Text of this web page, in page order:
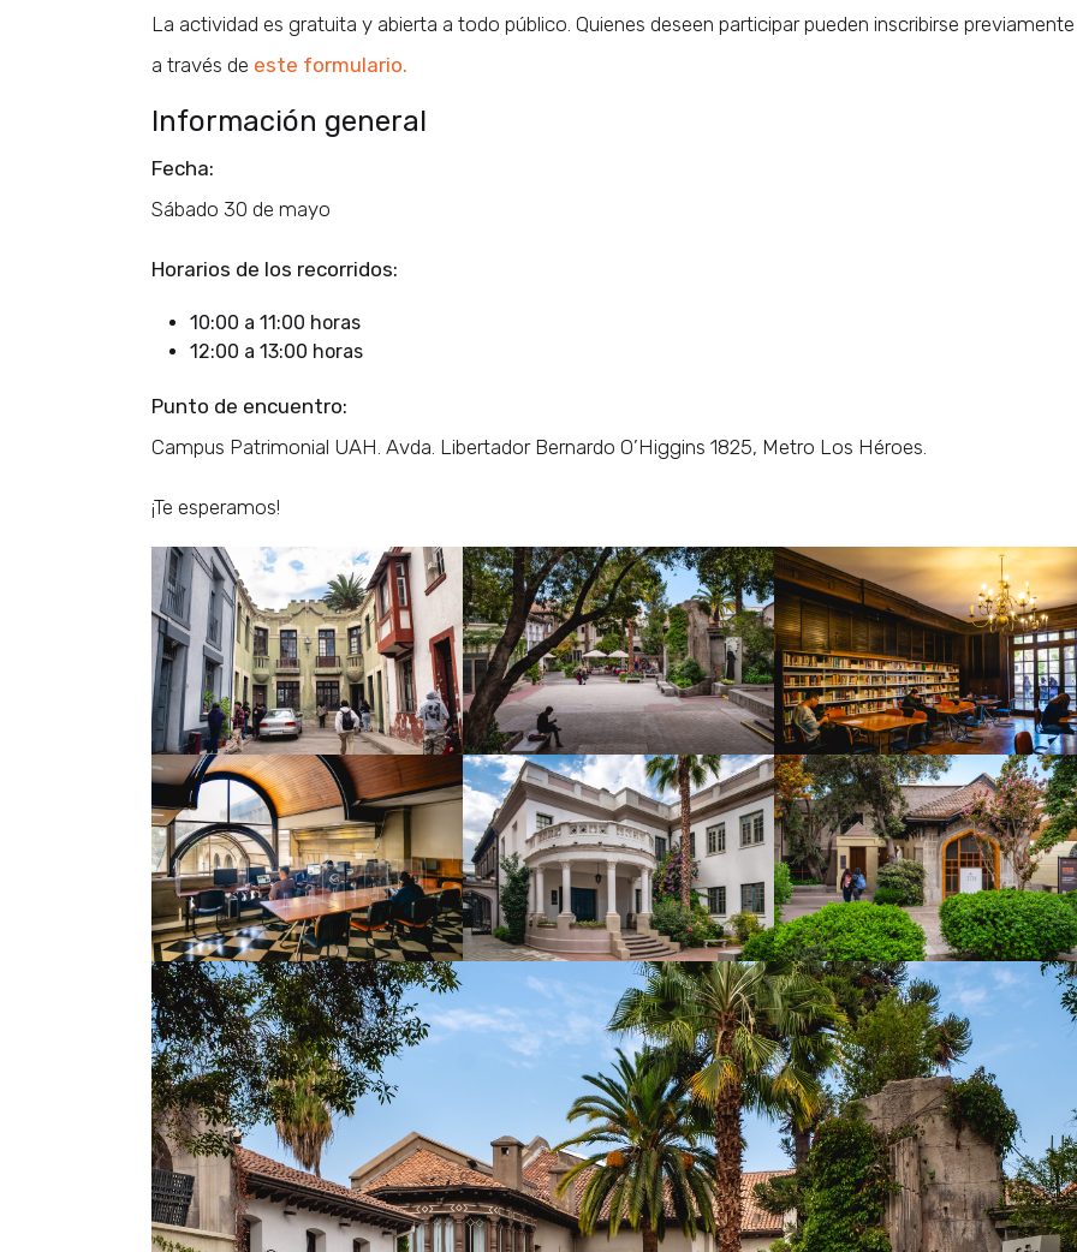
La actividad es gratuita y abierta a todo público. Quienes deseen participar pueden inscribirse previamente
a través de este formulario.
Información general
Fecha:
Sábado 30 de mayo
Horarios de los recorridos:
10:00 a 11:00 horas
12:00 a 13:00 horas
Punto de encuentro:
Campus Patrimonial UAH. Avda. Libertador Bernardo O’Higgins 1825, Metro Los Héroes.
¡Te esperamos!